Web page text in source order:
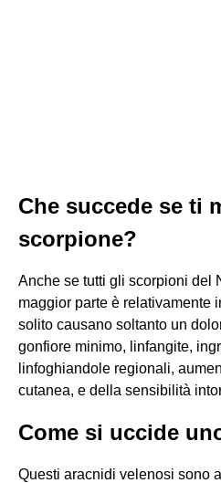
Che succede se ti
scorpione?
Anche se tutti gli scorpioni del
maggior parte è relativamente
solito causano soltanto un
gonfiore minimo, linfangite,
linfoghiandole regionali,
cutanea, e della sensibilità
Come si uccide
Questi aracnidi velenosi sono